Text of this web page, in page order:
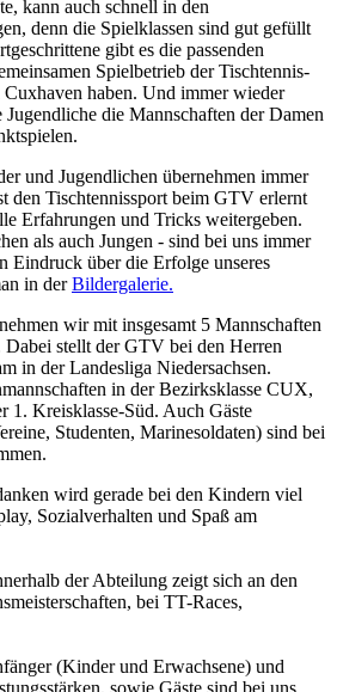
kann auch schnell in den
denn die Spielklassen sind gut gefüllt
gibt es die passenden
Spielbetrieb der Tischtennis-
haben. Und immer wieder
Jugendliche die Mannschaften der Damen
und Jugendlichen übernehmen immer
den Tischtennissport beim GTV erlernt
Erfahrungen und Tricks weitergeben.
als auch Jungen - sind bei uns immer
Eindruck über die Erfolge unseres
in derBildergalerie.
wir mit insgesamt 5 Mannschaften
Dabei stellt der GTV bei den Herren
in der Landesliga Niedersachsen.
in der Bezirksklasse CUX,
1. Kreisklasse-Süd. Auch Gäste
Studenten, Marinesoldaten) sind bei
wird gerade bei den Kindern viel
Sozialverhalten und Spaß am
der Abteilung zeigt sich an den
bei TT-Races,
(Kinder und Erwachsene) und
sowie Gäste sind bei uns